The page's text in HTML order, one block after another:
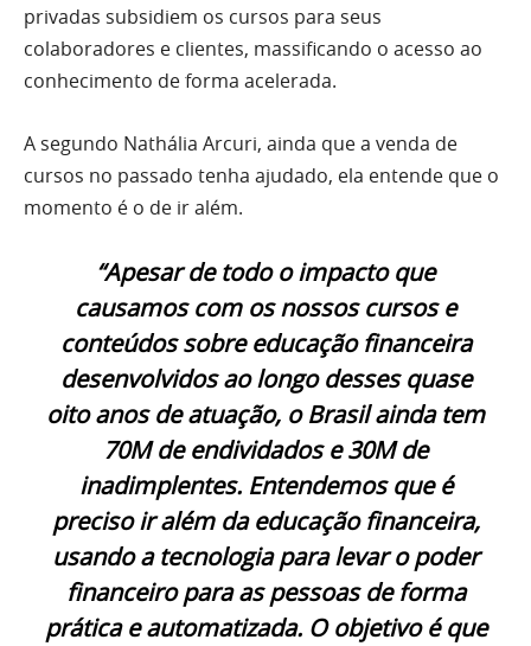
privadas subsidiem os cursos para seus
colaboradores e clientes, massificando o acesso ao
conhecimento de forma acelerada.
A segundo Nathália Arcuri, ainda que a venda de
cursos no passado tenha ajudado, ela entende que o
momento é o de ir além.
“Apesar de todo o impacto que
causamos com os nossos cursos e
conteúdos sobre educação financeira
desenvolvidos ao longo desses quase
oito anos de atuação, o Brasil ainda tem
70M de endividados e 30M de
inadimplentes. Entendemos que é
preciso ir além da educação financeira,
usando a tecnologia para levar o poder
financeiro para as pessoas de forma
prática e automatizada. O objetivo é que